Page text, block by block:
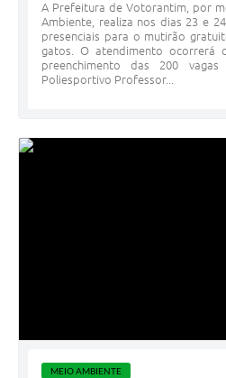
A Prefeitura de Votorantim, por
Ambiente, realiza nos dias 23 e
presenciais para o mutirão
gatos. O atendimento ocorrerá
preenchimento das 200 vagas
Poliesportivo Professor...
MEIO AMBIENTE